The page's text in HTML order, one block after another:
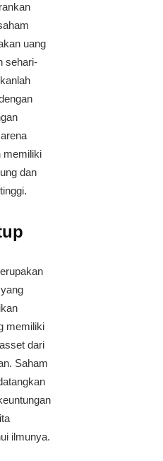
uang
sehari-
memiliki
dan
memiliki
dari
Saham
ilmunya.